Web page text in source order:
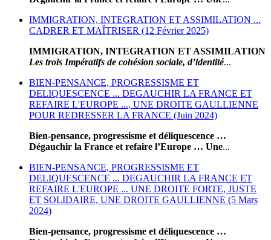
IMMIGRATION, INTEGRATION ET ASSIMILATION ...
CADRER ET MAÎTRISER (12 Février 2025)
IMMIGRATION, INTEGRATION ET ASSIMILATION
Les trois Impératifs de cohésion sociale, d’identité...
BIEN-PENSANCE, PROGRESSISME ET
DELIQUESCENCE ... DEGAUCHIR LA FRANCE ET
REFAIRE L'EUROPE ..., UNE DROITE GAULLIENNE
POUR REDRESSER LA FRANCE (Juin 2024)
Bien-pensance, progressisme et déliquescence …
Dégauchir la France et refaire l’Europe … Une...
BIEN-PENSANCE, PROGRESSISME ET
DELIQUESCENCE ... DEGAUCHIR LA FRANCE ET
REFAIRE L'EUROPE ... UNE DROITE FORTE, JUSTE
ET SOLIDAIRE, UNE DROITE GAULLIENNE (5 Mars
2024)
Bien-pensance, progressisme et déliquescence …